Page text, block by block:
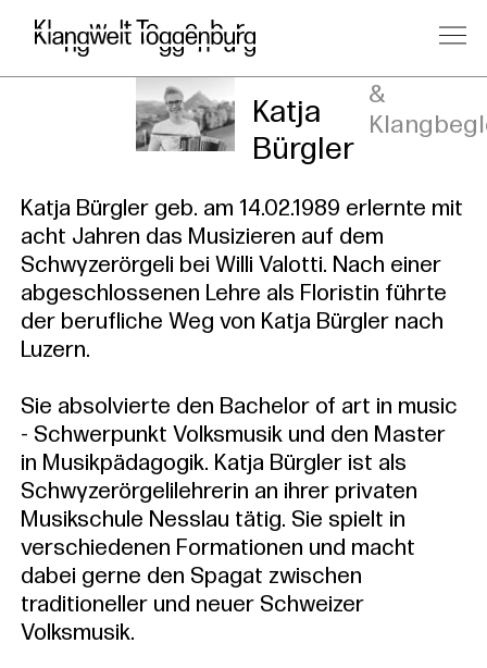
Katja
Bürgler
&
Katja Bürgler geb. am 14.02.1989 erlernte mit
acht Jahren das Musizieren auf dem
Schwyzerörgeli bei Willi Valotti. Nach einer
abgeschlossenen Lehre als Floristin führte
der berufliche Weg von Katja Bürgler nach
Luzern.
Sie absolvierte den Bachelor of art in music
- Schwerpunkt Volksmusik und den Master
in Musikpädagogik. Katja Bürgler ist als
Schwyzerörgelilehrerin an ihrer privaten
Musikschule Nesslau tätig. Sie spielt in
verschiedenen Formationen und macht
dabei gerne den Spagat zwischen
traditioneller und neuer Schweizer
Volksmusik.